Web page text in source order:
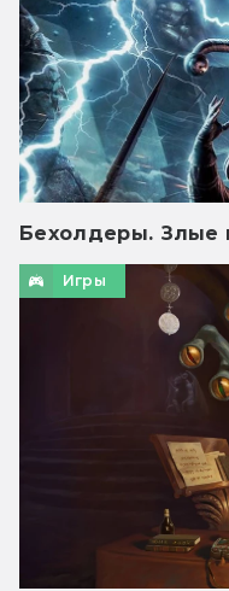
Бехолдеры. Злые
Игры